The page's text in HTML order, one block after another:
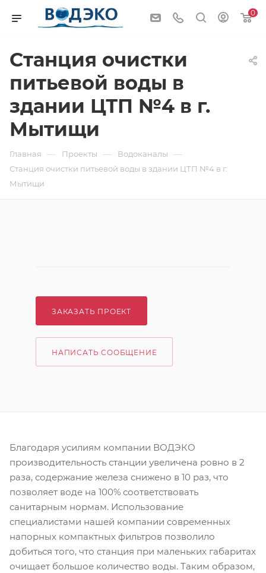
0
Станция очистки
питьевой воды в
здании ЦТП №4 в г.
Мытищи
Главная — Проекты — Водоканалы —
Станция очистки питьевой воды в здании ЦТП №4 в г.
Мытищи
ЗАКАЗАТЬ ПРОЕКТ
НАПИСАТЬ СООБЩЕНИЕ
Благодаря усилиям компании ВОДЭКО
производительность станции увеличена ровно в 2
раза, содержание железа снижено в 10 раз, что
позволяет воде на 100% соответствовать
санитарным нормам. Использование
специалистами нашей компании современных
напорных компактных фильтров позволило
добиться того, что станция при маленьких габаритах
очищает большое количество воды. Таким образом,